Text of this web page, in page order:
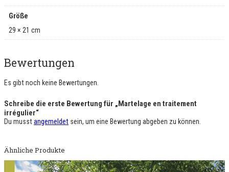
Größe
29 × 21 cm
Bewertungen
Es gibt noch keine Bewertungen.
Schreibe die erste Bewertung für „Martelage en traitement
irrégulier“
Du musstangemeldet sein, um eine Bewertung abgeben zu können.
Ähnliche Produkte